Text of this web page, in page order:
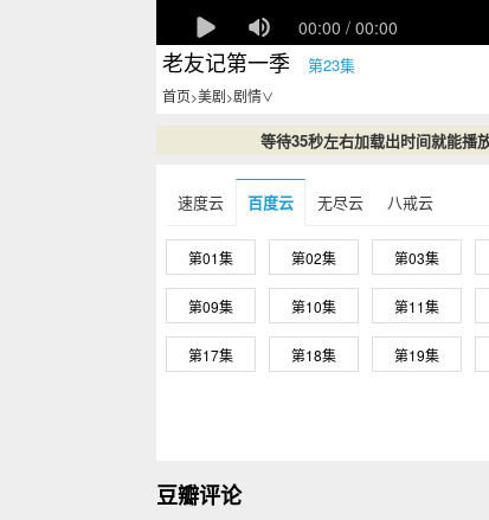
老友记第一季 第23集
首页>美剧>剧情∨
等待35秒左右加载出时间就能播
速度云 百度云 无尽云 八戒云
第01集 第02集 第03集
第09集 第10集 第11集
第17集 第18集 第19集
豆瓣评论